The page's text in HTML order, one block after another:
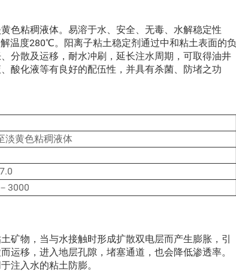
色粘稠液体。易溶于水、安全、无毒、水解稳定性
温度280℃。阳离子粘土稳定剂通过中和粘土表面的负
分散及运移，耐水冲刷，延长注水周期，可取得油井
酸化液等有良好的配伍性，并具有杀菌、防堵之功
淡黄色粘稠液体
3000
矿物，当与水接触时形成扩散双电层而产生膨胀，引
运移，进入地层孔隙，堵塞通道，也会降低渗透率。
注入水的粘土防膨。